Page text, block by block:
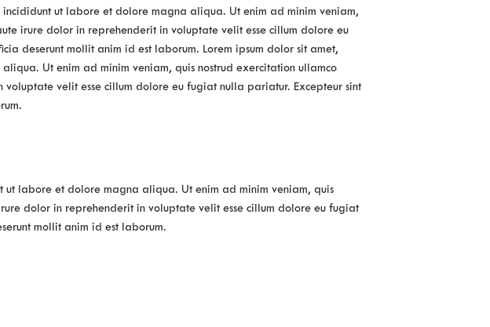
incididunt ut labore et dolore magna aliqua. Ut enim ad minim veniam,
irure dolor in reprehenderit in voluptate velit esse cillum dolore eu
deserunt mollit anim id est laborum. Lorem ipsum dolor sit amet,
Ut enim ad minim veniam, quis nostrud exercitation ullamco
velit esse cillum dolore eu fugiat nulla pariatur. Excepteur sint
ut labore et dolore magna aliqua. Ut enim ad minim veniam, quis
dolor in reprehenderit in voluptate velit esse cillum dolore eu fugiat
mollit anim id est laborum.